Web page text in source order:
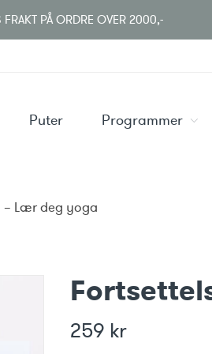
FRAKT PÅ ORDRE OVER 2000,-
Puter Programmer
– Lær deg yoga
259 kr